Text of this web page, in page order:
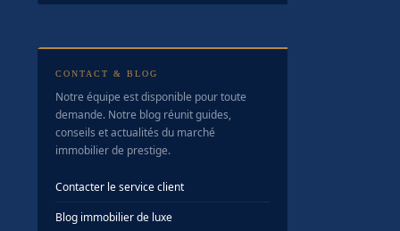
CONTACT & BLOG
Notre équipe est disponible pour toute
demande. Notre blog réunit guides,
conseils et actualités du marché
immobilier de prestige.
Contacter le service client
Blog immobilier de luxe